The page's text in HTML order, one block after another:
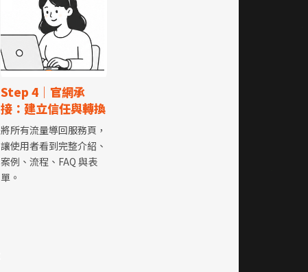
Step 4｜官網承
接：建立信任與轉換
將所有流量導回服務頁，
讓使用者看到完整介紹、
案例、流程、FAQ 與表
單。